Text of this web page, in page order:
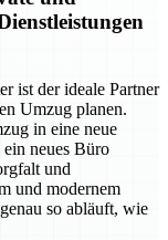
ist der ideale Partner
Umzug planen.
in eine neue
neues Büro
und
und modernem
so abläuft, wie